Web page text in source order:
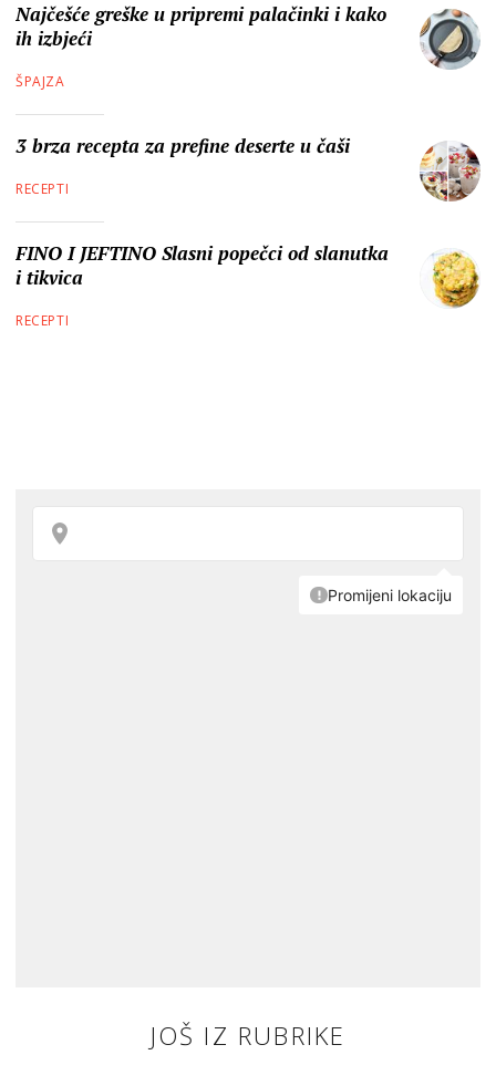
Najčešće greške u pripremi palačinki i kako
ih izbjeći
ŠPAJZA
3 brza recepta za prefine deserte u čaši
RECEPTI
FINO I JEFTINO Slasni popečci od slanutka
i tikvica
RECEPTI
JOŠ IZ RUBRIKE